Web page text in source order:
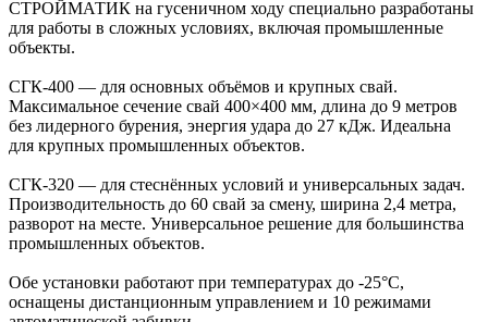
СТРОЙМАТИК на гусеничном ходу специально разработаны
для работы в сложных условиях, включая промышленные
объекты.
СГК-400 — для основных объёмов и крупных свай.
Максимальное сечение свай 400×400 мм, длина до 9 метров
без лидерного бурения, энергия удара до 27 кДж. Идеальна
для крупных промышленных объектов.
СГК-320 — для стеснённых условий и универсальных задач.
Производительность до 60 свай за смену, ширина 2,4 метра,
разворот на месте. Универсальное решение для большинства
промышленных объектов.
Обе установки работают при температурах до -25°C,
оснащены дистанционным управлением и 10 режимами